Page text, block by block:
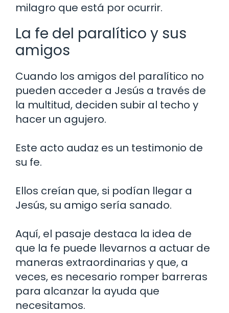
milagro que está por ocurrir.
La fe del paralítico y sus
amigos
Cuando los amigos del paralítico no
pueden acceder a Jesús a través de
la multitud, deciden subir al techo y
hacer un agujero.
Este acto audaz es un testimonio de
su fe.
Ellos creían que, si podían llegar a
Jesús, su amigo sería sanado.
Aquí, el pasaje destaca la idea de
que la fe puede llevarnos a actuar de
maneras extraordinarias y que, a
veces, es necesario romper barreras
para alcanzar la ayuda que
necesitamos.